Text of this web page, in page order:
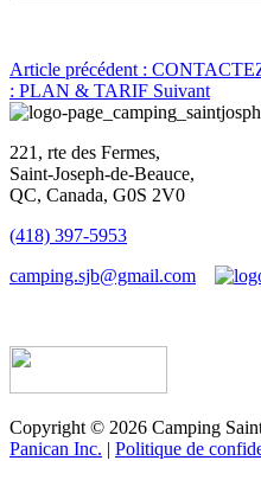
Article précédent :
: PLAN & TARIF Suivant
221, rte des Fermes,
Saint-Joseph-de-Beauce,
QC, Canada, G0S 2V0
(418) 397-5953
camping.sjb@gmail.com
Copyright © 2026 Camping
Panican Inc. | Politique de